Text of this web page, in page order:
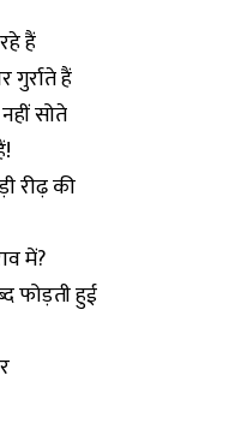
हैं
हैं
सोते
रीढ़ की
में?
फोड़ती हुई